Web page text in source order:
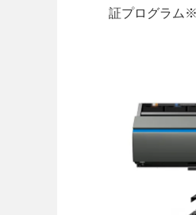
証プログラム※